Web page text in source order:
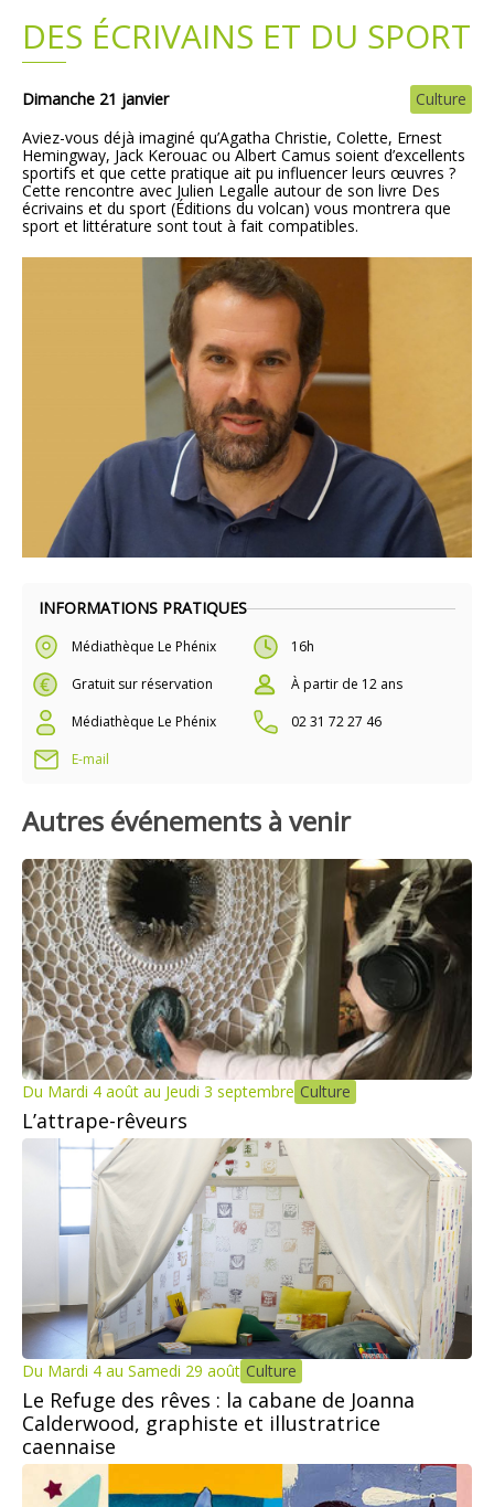
INFORMATIONS PRATIQUES
Médiathèque Le Phénix
16h
Gratuit sur réservation
À partir de 12 ans
Médiathèque Le Phénix
02 31 72 27 46
E-mail
DES ÉCRIVAINS ET DU SPORT
Dimanche 21 janvier
Culture
Aviez-vous déjà imaginé qu’Agatha Christie, Colette, Ernest
Hemingway, Jack Kerouac ou Albert Camus soient d’excellents
sportifs et que cette pratique ait pu influencer leurs œuvres ?
Cette rencontre avec Julien Legalle autour de son livre Des
écrivains et du sport (Éditions du volcan) vous montrera que
sport et littérature sont tout à fait compatibles.
Autres événements à venir
Du Mardi 4 août au Jeudi 3 septembre Culture
L’attrape-rêveurs
Du Mardi 4 au Samedi 29 août Culture
Le Refuge des rêves : la cabane de Joanna
Calderwood, graphiste et illustratrice
caennaise
Plans
Demandes légales
Emploi
Marchés publics
Grands projets